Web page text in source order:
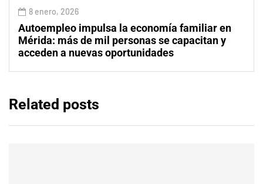
8 enero, 2026
Autoempleo impulsa la economía familiar en
Mérida: más de mil personas se capacitan y
acceden a nuevas oportunidades
Related posts